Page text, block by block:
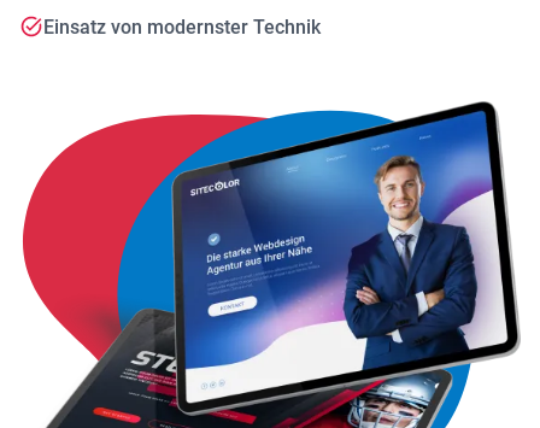
Einsatz von modernster Technik